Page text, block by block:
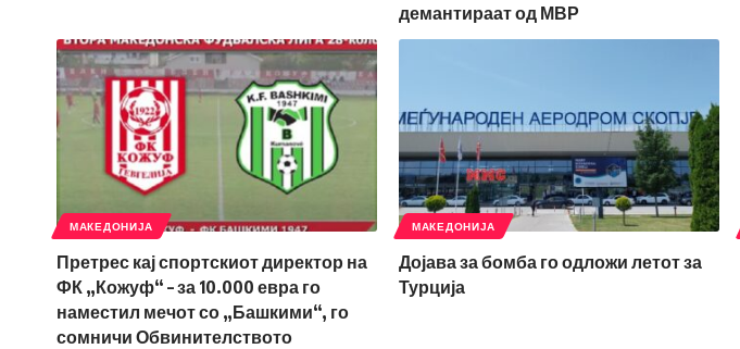
демантираат од МВР
МАКЕДОНИЈА
Претрес кај спортскиот директор на
ФК „Кожуф“ – за 10.000 евра го
наместил мечот со „Башкими“, го
сомничи Обвинителството
МАКЕДОНИЈА
Дојава за бомба го одложи летот за
Турција